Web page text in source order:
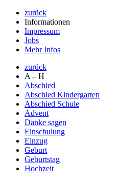
zurück
Informationen
Impressum
Jobs
Mehr Infos
zurück
A – H
Abschied
Abschied Kindergarten
Abschied Schule
Advent
Danke sagen
Einschulung
Einzug
Geburt
Geburtstag
Hochzeit